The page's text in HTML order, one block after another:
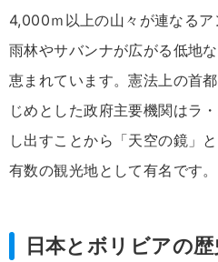
4,000ｍ以上の山々が連なる
雨林やサバンナが広がる低地
恵まれています。憲法上の首
じめとした政府主要機関はラ
し出すことから「天空の鏡」
有数の観光地として有名です。
日本とボリビアの